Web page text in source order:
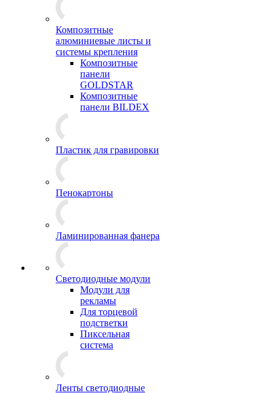
Композитные
алюминиевые листы и
системы крепления
Композитные
панели
GOLDSTAR
Композитные
панели BILDEX
Пластик для гравировки
Пенокартоны
Ламинированная фанера
Светодиодные модули
Модули для
рекламы
Для торцевой
подстветки
Пиксельная
система
Ленты светодиодные